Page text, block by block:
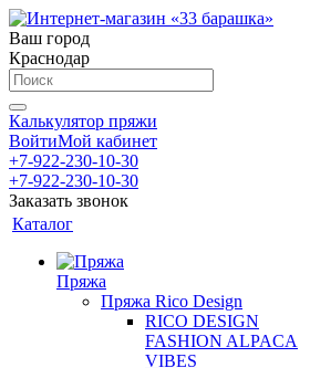
Ваш город
Краснодар
Калькулятор пряжи
ВойтиМой кабинет
+7-922-230-10-30
+7-922-230-10-30
Заказать звонок
Каталог
Пряжа
Пряжа Rico Design
RICO DESIGN
FASHION ALPACA
VIBES